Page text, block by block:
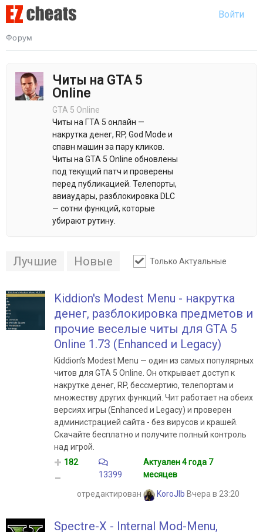
Форум
Войти
Читы на GTA 5
Online
GTA 5 Online
Читы на ГТА 5 онлайн —
накрутка денег, RP, God Mode и
спавн машин за пару кликов.
Читы на GTA 5 Online обновлены
под текущий патч и проверены
перед публикацией. Телепорты,
авиаудары, разблокировка DLC
— сотни функций, которые
убирают рутину.
Лучшие Новые Только Актуальные
Kiddion's Modest Menu - накрутка
денег, разблокировка предметов и
прочие веселые читы для GTA 5
Online 1.73 (Enhanced и Legacy)
Kiddion’s Modest Menu — один из самых популярных
читов для GTA 5 Online. Он открывает доступ к
накрутке денег, RP, бессмертию, телепортам и
множеству других функций. Чит работает на обеих
версиях игры (Enhanced и Legacy) и проверен
администрацией сайта - без вирусов и крашей.
Скачайте бесплатно и получите полный контроль
над игрой.
182
13399
Актуален 4 года 7
месяцев
отредактирован KoroJIb Вчера в 23:20
Spectre-X - Internal Mod-Menu,